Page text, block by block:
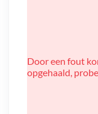
Door een fout
opgehaald,